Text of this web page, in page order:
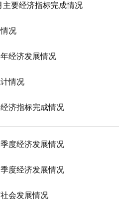
主要经济指标完成情况
况
经济发展情况
情况
济指标完成情况
度经济发展情况
度经济发展情况
会发展情况